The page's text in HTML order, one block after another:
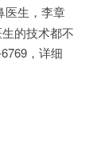
医生，李章
的技术都不
，详细